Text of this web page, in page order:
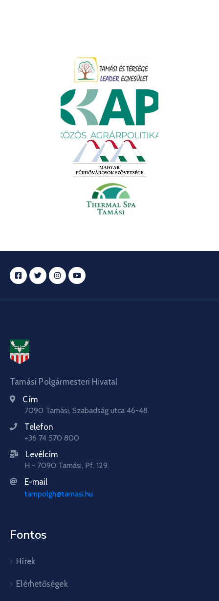
Tamási Polgármesteri Hivatal
Cím
7090 Tamási, Szabadság utca 46-48.
Telefon
+36 74 570 800
Levélcím
H - 7090 Tamási, Pf. 129.
E-mail
tampolgh@tamasi.hu
Fontos
Hírek
Elérhetőségek